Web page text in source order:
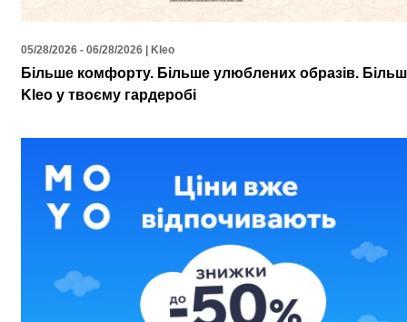
05/28/2026 - 06/28/2026 | Kleo
Більше комфорту. Більше улюблених образів.
Kleo у твоєму гардеробі